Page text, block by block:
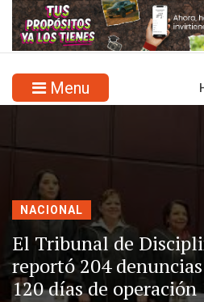
Menu
NACIONAL
El Tribunal de
reportó 204
120 días de operación